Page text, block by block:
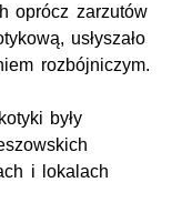
oprócz zarzutów
usłyszało
rozbójniczym.
były
i lokalach